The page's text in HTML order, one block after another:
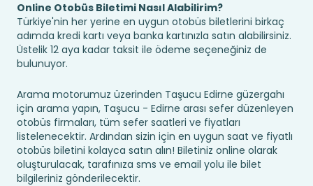
Online Otobüs Biletimi Nasıl Alabilirim?
Türkiye'nin her yerine en uygun otobüs biletlerini birkaç
adımda kredi kartı veya banka kartınızla satın alabilirsiniz.
Üstelik 12 aya kadar taksit ile ödeme seçeneğiniz de
bulunuyor.
Arama motorumuz üzerinden Taşucu Edirne güzergahı
için arama yapın, Taşucu - Edirne arası sefer düzenleyen
otobüs firmaları, tüm sefer saatleri ve fiyatları
listelenecektir. Ardından sizin için en uygun saat ve fiyatlı
otobüs biletini kolayca satın alın! Biletiniz online olarak
oluşturulacak, tarafınıza sms ve email yolu ile bilet
bilgileriniz gönderilecektir.